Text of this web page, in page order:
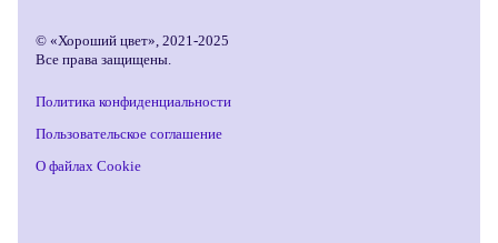
© «Хороший цвет», 2021-2025
Все права защищены.
Политика конфиденциальности
Пользовательское соглашение
О файлах Cookie